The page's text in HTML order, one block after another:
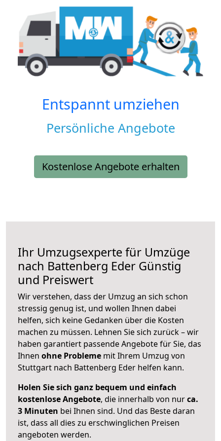
Entspannt umziehen
Persönliche Angebote
Kostenlose Angebote erhalten
Ihr Umzugsexperte für Umzüge
nach Battenberg Eder Günstig
und Preiswert
Wir verstehen, dass der Umzug an sich schon
stressig genug ist, und wollen Ihnen dabei
helfen, sich keine Gedanken über die Kosten
machen zu müssen. Lehnen Sie sich zurück – wir
haben garantiert passende Angebote für Sie, das
Ihnen ohne Probleme mit Ihrem Umzug von
Stuttgart nach Battenberg Eder helfen kann.
Holen Sie sich ganz bequem und einfach
kostenlose Angebote, die innerhalb von nurca.
3 Minuten bei Ihnen sind. Und das Beste daran
ist, dass all dies zu erschwinglichen Preisen
angeboten werden.